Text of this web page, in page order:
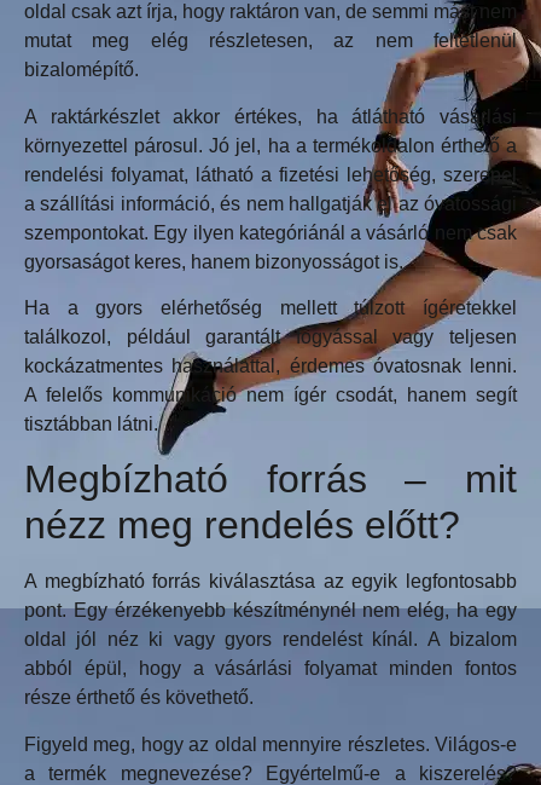
oldal csak azt írja, hogy raktáron van, de semmi mást nem
mutat meg elég részletesen, az nem feltétlenül
bizalomépítő.
A raktárkészlet akkor értékes, ha átlátható vásárlási
környezettel párosul. Jó jel, ha a termékoldalon érthető a
rendelési folyamat, látható a fizetési lehetőség, szerepel
a szállítási információ, és nem hallgatják el az óvatossági
szempontokat. Egy ilyen kategóriánál a vásárló nem csak
gyorsaságot keres, hanem bizonyosságot is.
Ha a gyors elérhetőség mellett túlzott ígéretekkel
találkozol, például garantált fogyással vagy teljesen
kockázatmentes használattal, érdemes óvatosnak lenni.
A felelős kommunikáció nem ígér csodát, hanem segít
tisztábban látni.
Megbízható forrás – mit
nézz meg rendelés előtt?
A megbízható forrás kiválasztása az egyik legfontosabb
pont. Egy érzékenyebb készítménynél nem elég, ha egy
oldal jól néz ki vagy gyors rendelést kínál. A bizalom
abból épül, hogy a vásárlási folyamat minden fontos
része érthető és követhető.
Figyeld meg, hogy az oldal mennyire részletes. Világos-e
a termék megnevezése? Egyértelmű-e a kiszerelés?